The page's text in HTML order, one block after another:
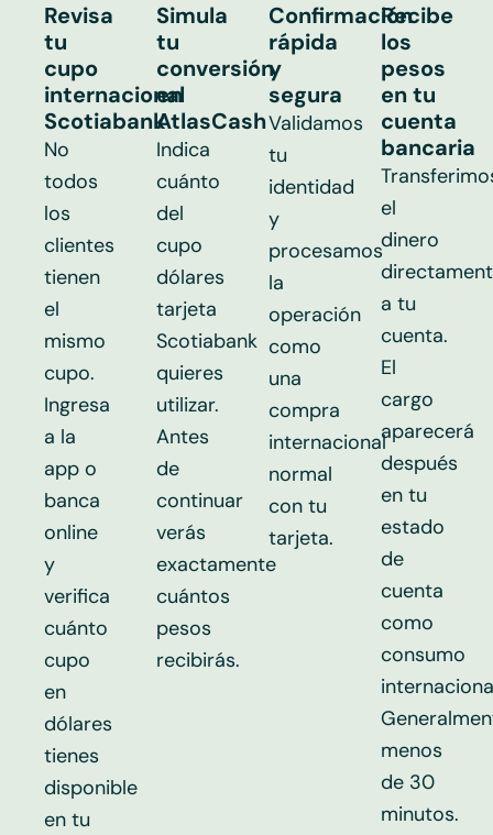
Revisa
tu
cupo
internacional
Scotiabank
No
todos
los
clientes
tienen
el
mismo
cupo.
Ingresa
a la
app o
banca
online
y
verifica
cuánto
cupo
en
dólares
tienes
disponible
en tu
Simula
tu
conversión
en
AtlasCash
Indica
cuánto
del
cupo
dólares
tarjeta
Scotiabank
quieres
utilizar.
Antes
de
continuar
verás
exactamente
cuántos
pesos
recibirás.
Confirmación
rápida
y
segura
Validamos
tu
identidad
y
procesamos
la
operación
como
una
compra
internacional
normal
con tu
tarjeta.
Recibe
los
pesos
en tu
cuenta
bancaria
el
dinero
a tu
cuenta.
El
cargo
aparecerá
después
en tu
estado
de
cuenta
como
consumo
menos
de 30
minutos.